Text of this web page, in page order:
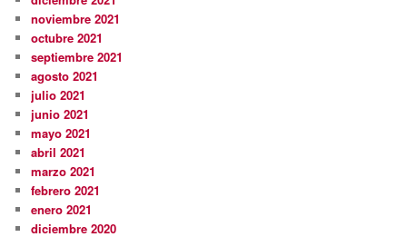
noviembre 2021
octubre 2021
septiembre 2021
agosto 2021
julio 2021
junio 2021
mayo 2021
abril 2021
marzo 2021
febrero 2021
enero 2021
diciembre 2020